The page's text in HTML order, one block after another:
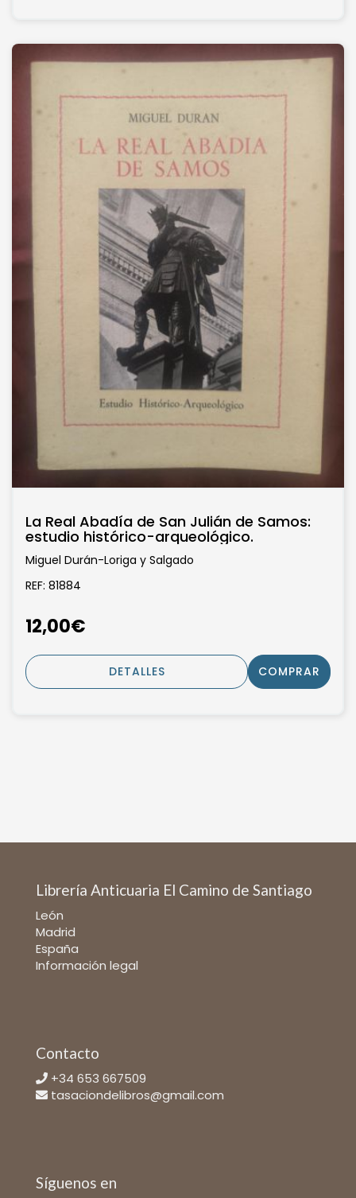
La Real Abadía de San Julián de Samos:
estudio histórico-arqueológico.
Miguel Durán-Loriga y Salgado
REF: 81884
12,00€
DETALLES COMPRAR
Librería Anticuaria El Camino de Santiago
León
Madrid
España
Información legal
Contacto
+34 653 667509
tasaciondelibros@gmail.com
Síguenos en